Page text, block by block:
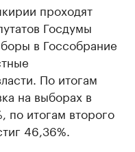
проходят
Госдумы
в Госсобрание
По итогам
на выборах в
по итогам второго
46,36%.